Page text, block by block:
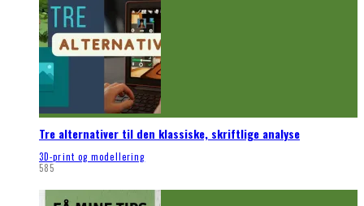
Tre alternativer til den klassiske, skriftlige analyse
3D-print og modellering
585